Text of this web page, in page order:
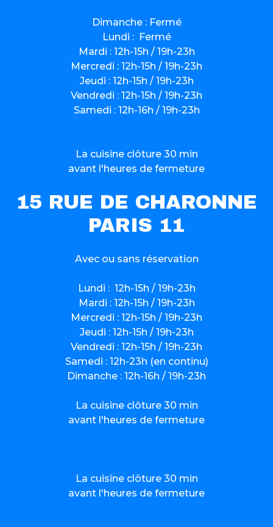
Dimanche : Fermé‍
Lundi : Fermé
Mardi : 12h-15h / 19h-23h
Mercredi : 12h-15h / 19h-23h
Jeudi : 12h-15h / 19h-23h
Vendredi : 12h-15h / 19h-23h
Samedi : 12h-16h / 19h-23h
La cuisine clôture 30 min
avant l'heures de fermeture
15 RUE DE CHARONNE
PARIS 11
Avec ou sans réservation
Lundi : 12h-15h / 19h-23h
Mardi : 12h-15h / 19h-23h
Mercredi : 12h-15h / 19h-23h
Jeudi : 12h-15h / 19h-23h
Vendredi : 12h-15h / 19h-23h
Samedi : 12h-23h (en continu)
Dimanche : 12h-16h / 19h-23h
La cuisine clôture 30 min
avant l'heures de fermeture
La cuisine clôture 30 min
avant l'heures de fermeture